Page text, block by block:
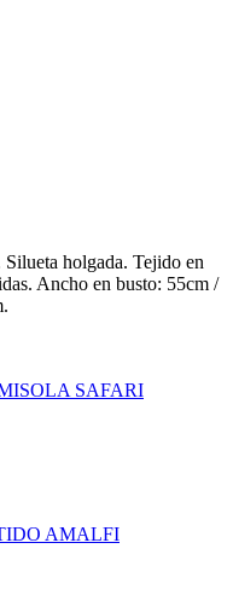
holgada. Tejido en
Ancho en busto: 55cm /